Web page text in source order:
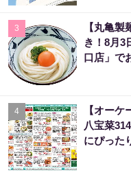
3
【丸亀
き！8月3
口店」で
4
【オー
八宝菜
にぴった